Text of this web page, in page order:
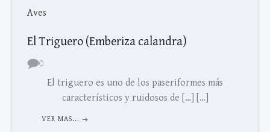
Aves
El Triguero (Emberiza calandra)
0
El triguero es uno de los paseriformes más
característicos y ruidosos de […] […]
VER MAS...